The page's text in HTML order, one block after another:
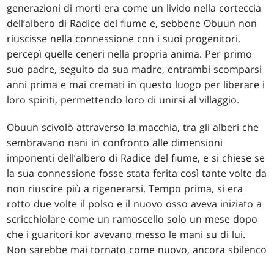
generazioni di morti era come un livido nella corteccia
dell’albero di Radice del fiume e, sebbene Obuun non
riuscisse nella connessione con i suoi progenitori,
percepì quelle ceneri nella propria anima. Per primo
suo padre, seguito da sua madre, entrambi scomparsi
anni prima e mai cremati in questo luogo per liberare i
loro spiriti, permettendo loro di unirsi al villaggio.
Obuun scivolò attraverso la macchia, tra gli alberi che
sembravano nani in confronto alle dimensioni
imponenti dell’albero di Radice del fiume, e si chiese se
la sua connessione fosse stata ferita così tante volte da
non riuscire più a rigenerarsi. Tempo prima, si era
rotto due volte il polso e il nuovo osso aveva iniziato a
scricchiolare come un ramoscello solo un mese dopo
che i guaritori kor avevano messo le mani su di lui.
Non sarebbe mai tornato come nuovo, ancora sbilenco